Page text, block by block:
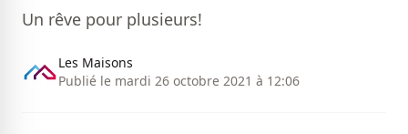
​Un rêve pour plusieurs!
Les Maisons
Publié le mardi 26 octobre 2021 à 12:06